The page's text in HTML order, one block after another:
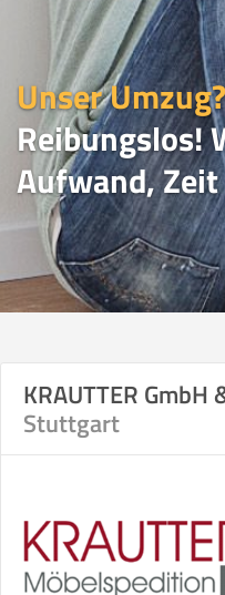
Unser Umzug?
Reibungslos!
Aufwand,
KRAUTTER GmbH
Stuttgart